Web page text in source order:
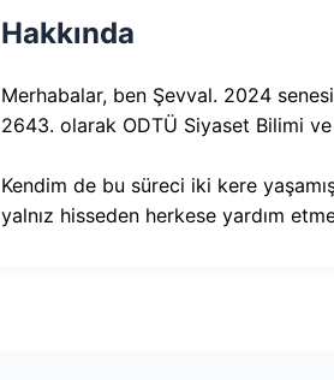
Hakkında
Merhabalar, ben Şevval. 2024
2643. olarak ODTÜ Siyaset Bilimi
Kendim de bu süreci iki kere
yalnız hisseden herkese yardım